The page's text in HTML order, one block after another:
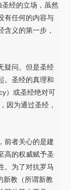
经的立场，虽然
有任何的内容与
义的第一步，
疑问。但是圣经
。圣经的真理和
）或圣经绝对可
因为通过圣经，
前者关心的是建
高的权威赋予圣
。为了对抗罗马
新教（所谓新教